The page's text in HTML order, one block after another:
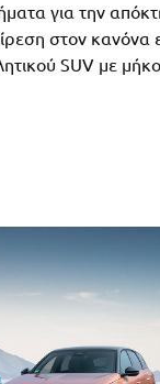
για την
στον κανόνα
SUV με